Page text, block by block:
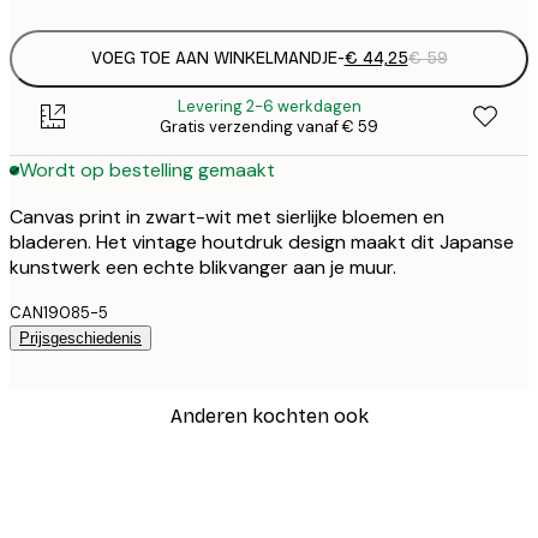
VOEG TOE AAN WINKELMANDJE-€ 44,25€ 59
Levering 2-6 werkdagen
Gratis verzending vanaf € 59
Wordt op bestelling gemaakt
Canvas print in zwart-wit met sierlijke bloemen en
bladeren. Het vintage houtdruk design maakt dit Japanse
kunstwerk een echte blikvanger aan je muur.
CAN19085-5
Prijsgeschiedenis
Anderen kochten ook